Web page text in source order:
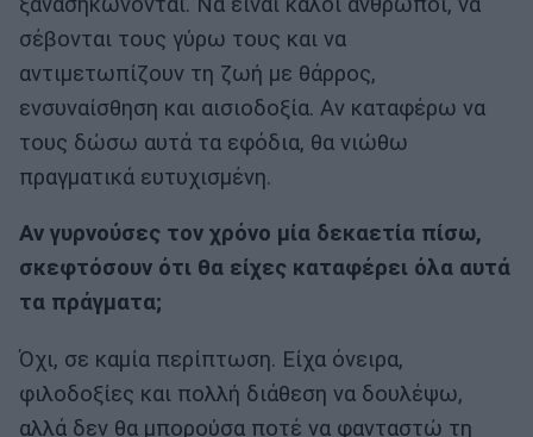
σέβονται τους γύρω τους και να
αντιμετωπίζουν τη ζωή με θάρρος,
ενσυναίσθηση και αισιοδοξία. Αν καταφέρω να
τους δώσω αυτά τα εφόδια, θα νιώθω
πραγματικά ευτυχισμένη.
Αν γυρνούσες τον χρόνο μία δεκαετία πίσω,
σκεφτόσουν ότι θα είχες καταφέρει όλα αυτά
τα πράγματα;
Όχι, σε καμία περίπτωση. Είχα όνειρα,
φιλοδοξίες και πολλή διάθεση να δουλέψω,
αλλά δεν θα μπορούσα ποτέ να φανταστώ τη